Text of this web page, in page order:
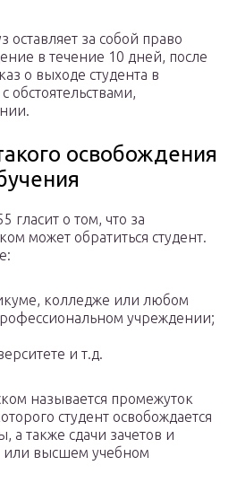
оставляет за собой право
в течение 10 дней, после
о выходе студента в
обстоятельствами,
освобождения
гласит о том, что за
может обратиться студент.
колледже или любом
учреждении;
и т.д.
называется промежуток
студент освобождается
а также сдачи зачетов и
или высшем учебном